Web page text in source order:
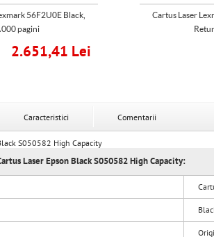
56F2U0E Black,
pagini
2.651,41 Lei
Cartus Laser
Caracteristici Comentarii
S050582 High Capacity
Laser Epson Black S050582 High Capacity: